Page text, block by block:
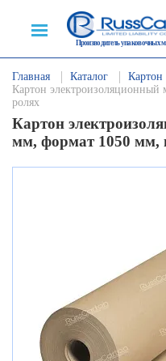
Производитель упаковочных
Главная Каталог
Картон
Картон
ролях
Картон
мм, формат 1050 мм,